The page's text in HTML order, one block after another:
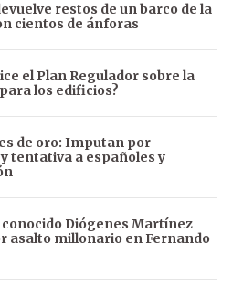
restos de un barco de la
cientos de ánforas
el Plan Regulador sobre la
los edificios?
de oro: Imputan por
tentativa a españoles y
Diógenes Martínez
asalto millonario en Fernando